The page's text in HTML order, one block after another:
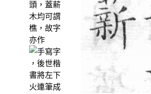
頭，蓋薪
木均可謂
樵，故字
亦作
，後世楷
書將左下
火連筆成